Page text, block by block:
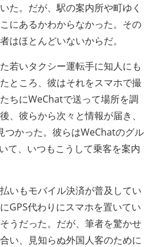
た。だが、駅の案内所や町ゆく
にあるかわからなかった。その
はほとんどいないからだ。
若いタクシー運転手に知人にも
ところ、彼はそれをスマホで撮
ちにWeChatで送って場所を調
、彼らから次々と情報が届き、
つかった。彼らはWeChatのグル
て、いつもこうして乗客を案内
いもモバイル決済が普及してい
GPS代わりにスマホを置いてい
うだった。だが、筆者を驚かせ
い、見知らぬ外国人客のために